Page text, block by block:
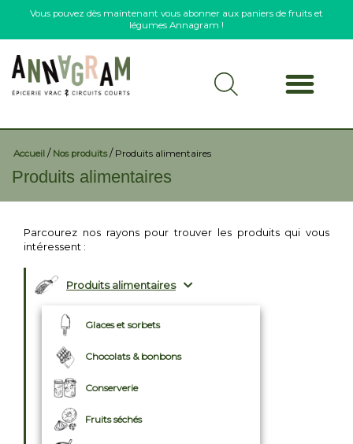
Accueil / Nos produits/ Produits alimentaires
Produits alimentaires
Parcourez nos rayons pour trouver les produits qui vous
intéressent :
Produits alimentaires
Glaces et sorbets
Chocolats & bonbons
Conserverie
Fruits séchés
Vous pouvez dès maintenant vous abonner aux paniers de fruits et
légumes Annagram !